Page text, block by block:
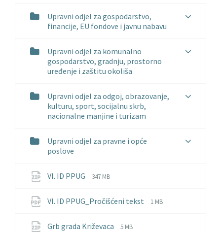
Upravni odjel za gospodarstvo,
financije, EU fondove i javnu nabavu
Upravni odjel za komunalno
gospodarstvo, gradnju, prostorno
uređenje i zaštitu okoliša
Upravni odjel za odgoj, obrazovanje,
kulturu, sport, socijalnu skrb,
nacionalne manjine i turizam
Upravni odjel za pravne i opće
poslove
VI. ID PPUG
File
File
347 MB
VI. ID PPUG_Pročišćeni tekst
File
File
1 MB
Grb grada Križevaca
File
File
5 MB